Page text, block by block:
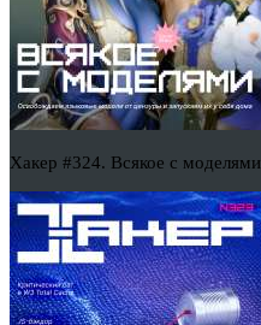
Хакер #324. Всякое с моделями